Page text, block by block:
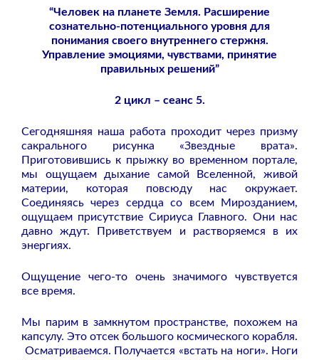
“Человек на планете Земля. Расширение
сознательно-потенциального уровня для
понимания своего внутреннего стержня.
Управление эмоциями, чувствами, принятие
правильных решений”
2 цикл – сеанс 5.
Сегодняшняя наша работа проходит через призму
сакрального рисунка «Звездные врата».
Приготовившись к прыжку во временном портале,
мы ощущаем дыхание самой Вселенной, живой
материи, которая повсюду нас окружает.
Соединяясь через сердца со всем Мирозданием,
ощущаем присутствие Сириуса Главного. Они нас
давно ждут. Приветствуем и растворяемся в их
энергиях.
Ощущение чего-то очень значимого чувствуется
все время.
Мы парим в замкнутом пространстве, похожем на
капсулу. Это отсек большого космического корабля.
Осматриваемся. Получается «встать на ноги». Ноги